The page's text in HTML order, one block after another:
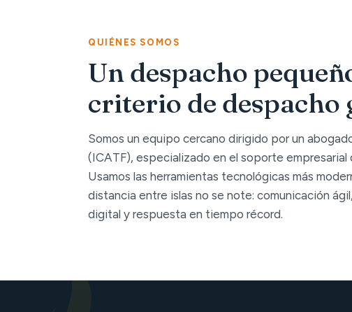
QUIÉNES SOMOS
Un despacho
criterio de despacho
Somos un equipo cercano dirigido por un
(ICATF), especializado en el soporte empresarial
Usamos las herramientas tecnológicas más
distancia entre islas no se note: comunicación
digital y respuesta en tiempo récord.